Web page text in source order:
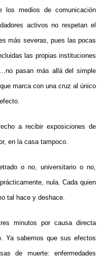
los medios de comunicación
activos no respetan el
más severas, pues las pocas
las propias instituciones
pasan más allá del simple
marca con una cruz al único
a recibir exposiciones de
en la casa tampoco.
o no, universitario o no,
nula. Cada quien
tal hace y deshace.
minutos por causa directa
Ya sabemos que sus efectos
de muerte: enfermedades